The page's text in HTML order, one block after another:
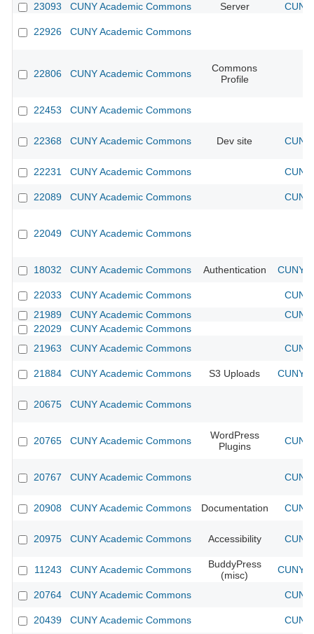
23093
CUNY Academic Commons Server
22926 CUNY Academic Commons
22806 CUNY Academic Commons
Commons
Profile
22453 CUNY Academic Commons
22368 CUNY Academic Commons Dev site
22231 CUNY Academic Commons
22089 CUNY Academic Commons
22049 CUNY Academic Commons
18032 CUNY Academic Commons Authentication CUNY
22033 CUNY Academic Commons
21989
CUNY Academic Commons
22029
CUNY Academic Commons
21963
CUNY Academic Commons
21884 CUNY Academic Commons S3 Uploads CUNY
20675 CUNY Academic Commons
20765 CUNY Academic Commons
WordPress
Plugins
20767 CUNY Academic Commons
20908 CUNY Academic Commons Documentation
20975 CUNY Academic Commons Accessibility
11243 CUNY Academic Commons
BuddyPress
(misc)
CUNY
20764 CUNY Academic Commons
20439 CUNY Academic Commons